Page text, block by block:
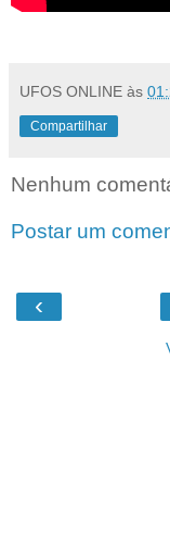
UFOS ONLINE às
Compartilhar
Nenhum
Postar um
‹